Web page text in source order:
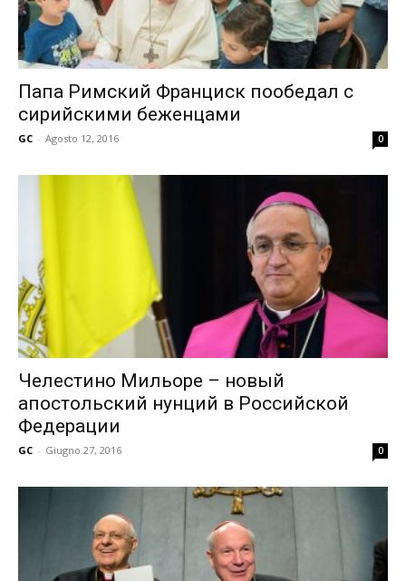
Папа Римский Франциск пообедал с
сирийскими беженцами
GC - Agosto 12, 2016 0
Челестино Мильоре – новый
апостольский нунций в Российской
Федерации
GC - Giugno 27, 2016 0